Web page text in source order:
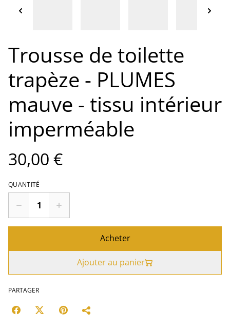
Trousse de toilette
trapèze - PLUMES
mauve - tissu intérieur
imperméable
30,00 €
QUANTITÉ
Acheter
Ajouter au panier
PARTAGER